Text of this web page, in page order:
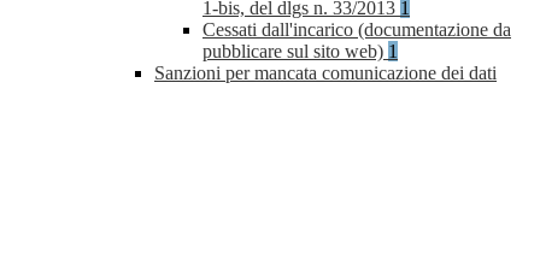
1-bis, del dlgs n. 33/2013 1
Cessati dall'incarico (documentazione da
pubblicare sul sito web) 1
Sanzioni per mancata comunicazione dei dati